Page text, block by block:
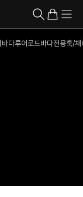
바다루어로드바다전용훅/채